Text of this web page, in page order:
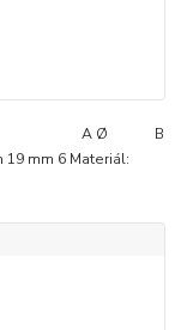
B
mm 6 Materiál: